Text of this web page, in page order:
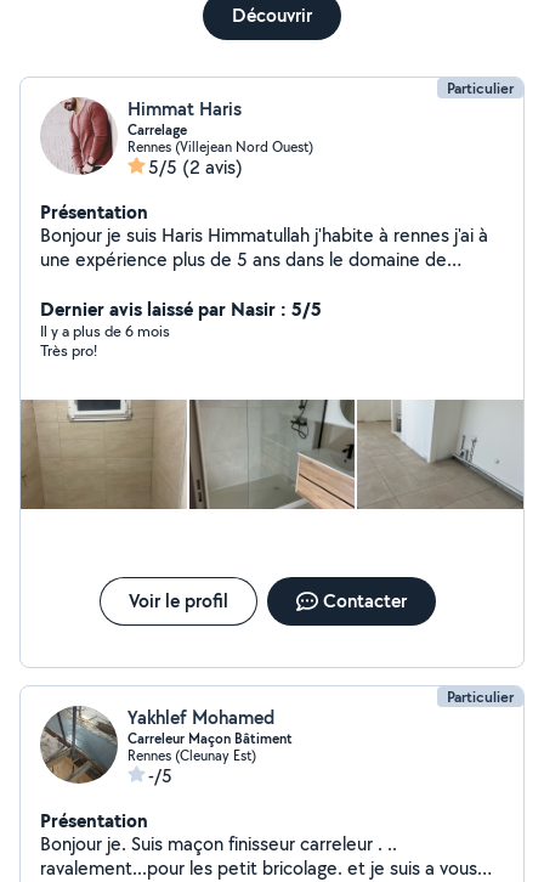
Découvrir
Particulier
Himmat Haris
Carrelage
Rennes (Villejean Nord Ouest)
5/5 (2 avis)
Présentation
Bonjour je suis Haris Himmatullah j'habite à rennes j'ai à
une expérience plus de 5 ans dans le domaine de
carreleur je suis la pour votre service pour poser tout tip
de carrelage agreage fiance salle de bain pose le
carrelage de sol j'ai quelque photos sur mas page si ça
discuter merci cordialement
Dernier avis laissé par Nasir : 5/5
Il y a plus de 6 mois
Très pro!
Voir le profil Contacter
Particulier
Yakhlef Mohamed
Carreleur Maçon Bâtiment
Rennes (Cleunay Est)
-/5
Présentation
Bonjour je. Suis maçon finisseur carreleur . ..
ravalement...pour les petit bricolage. et je suis a vous